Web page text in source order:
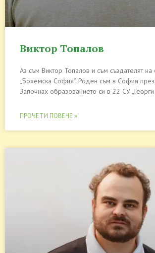
Виктор Топалов
Аз съм Виктор Топалов и съм създателят на
„Бохемска София“. Роден съм в София
Започнах образованието си в 22 СУ „Георги
ПРОЧЕТИ ПОВЕЧЕ »